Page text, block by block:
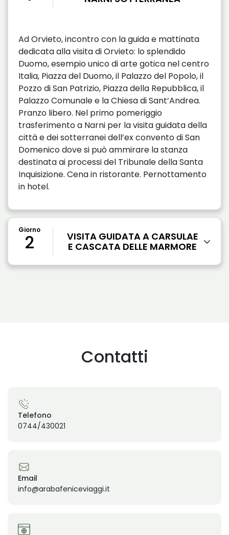
Ad Orvieto, incontro con la guida e mattinata
dedicata alla visita di Orvieto: lo splendido
Duomo, esempio unico di arte gotica nel centro
Italia, Piazza del Duomo, il Palazzo del Popolo, il
Pozzo di San Patrizio, Piazza della Repubblica, il
Palazzo Comunale e la Chiesa di Sant’Andrea.
Pranzo libero. Nel primo pomeriggio
trasferimento a Narni per la visita guidata della
città e dei sotterranei dell’ex convento di San
Domenico dove si può ammirare la stanza
destinata ai processi del Tribunale della Santa
Inquisizione. Cena in ristorante. Pernottamento
in hotel.
Giorno
2
VISITA GUIDATA A CARSULAE
E CASCATA DELLE MARMORE
Contatti
Telefono
0744/430021
Email
info@arabafeniceviaggi.it